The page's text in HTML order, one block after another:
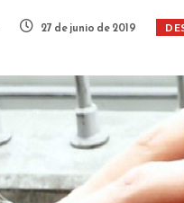
27 de junio de 2019